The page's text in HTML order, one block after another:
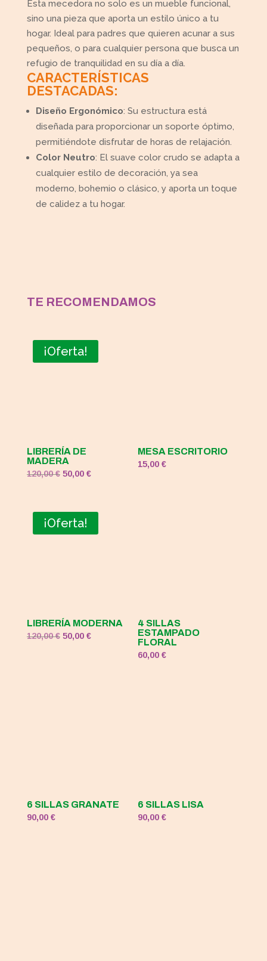
Esta mecedora no solo es un mueble funcional,
sino una pieza que aporta un estilo único a tu
hogar. Ideal para padres que quieren acunar a sus
pequeños, o para cualquier persona que busca un
refugio de tranquilidad en su día a día.
CARACTERÍSTICAS
DESTACADAS:
Diseño Ergonómico: Su estructura está
diseñada para proporcionar un soporte óptimo,
permitiéndote disfrutar de horas de relajación.
Color Neutro: El suave color crudo se adapta a
cualquier estilo de decoración, ya sea
moderno, bohemio o clásico, y aporta un toque
de calidez a tu hogar.
TE RECOMENDAMOS
¡Oferta!
LIBRERÍA DE
MADERA
120,00€ El
era:
120,00 €.
50,00 €El
50,00 €.
MESA ESCRITORIO
15,00€
¡Oferta!
LIBRERÍA MODERNA
120,00€ El
50,00 €El
4 SILLAS
ESTAMPADO
FLORAL
60,00€
6 SILLAS GRANATE
90,00 €
6 SILLAS LISA
90,00€